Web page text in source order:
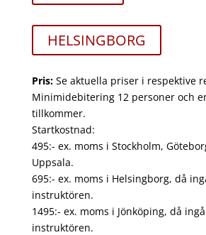
HELSINGBORG
Pris:Se aktuella priser i respektive
Minimidebitering 12 personer och
tillkommer.
Startkostnad:
495:- ex. moms i Stockholm,
Uppsala.
695:- ex. moms i Helsingborg, då
instruktören.
1495:- ex. moms i Jönköping, då
instruktören.